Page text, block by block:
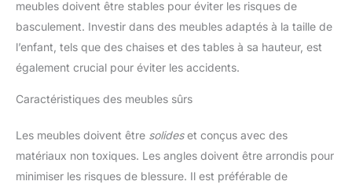
meubles doivent être stables pour éviter les risques de
basculement. Investir dans des meubles adaptés à la taille de
l’enfant, tels que des chaises et des tables à sa hauteur, est
également crucial pour éviter les accidents.
Caractéristiques des meubles sûrs
Les meubles doivent être solideset conçus avec des
matériaux non toxiques. Les angles doivent être arrondis pour
minimiser les risques de blessure. Il est préférable de